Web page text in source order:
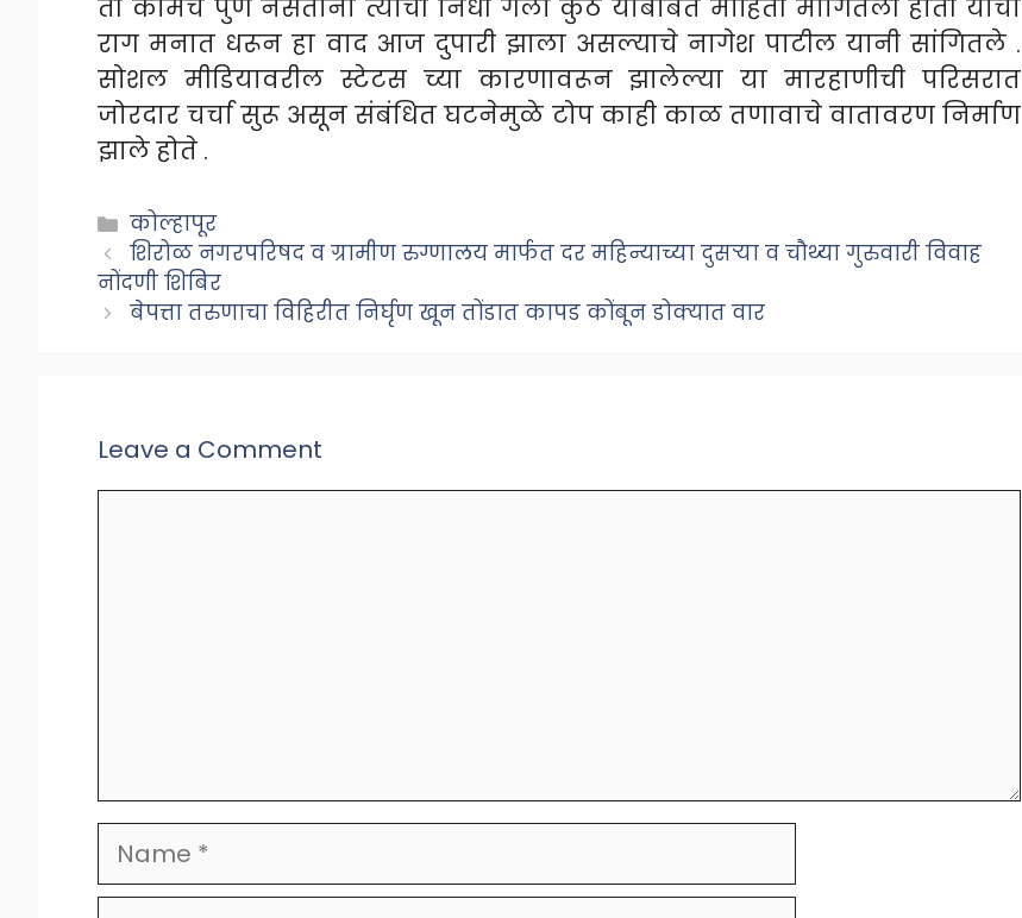
ती कामेच पुर्ण नसताना त्याची निधी गेला कुठे याबाबत माहिती मागितली होती याचा
राग मनात धरून हा वाद आज दुपारी झाला असल्याचे नागेश पाटील यानी सांगितले .
सोशल मीडियावरील स्टेटस च्या कारणावरून झालेल्या या मारहाणीची परिसरात
जोरदार चर्चा सुरू असून संबंधित घटनेमुळे टोप काही काळ तणावाचे वातावरण निर्माण
झाले होते .
Categories
कोल्हापूर
शिरोळ नगरपरिषद व ग्रामीण रुग्णालय मार्फत दर महिन्याच्या दुसऱ्या व चौथ्या गुरुवारी विवाह
नोंदणी शिबिर
बेपत्ता तरुणाचा विहिरीत निर्घृण खून तोंडात कापड कोंबून डोक्यात वार
Leave a Comment
Name